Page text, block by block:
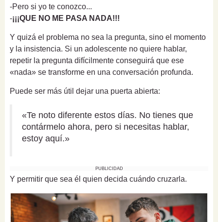
-Pero si yo te conozco...
-¡¡¡QUE NO ME PASA NADA!!!
Y quizá el problema no sea la pregunta, sino el momento
y la insistencia. Si un adolescente no quiere hablar,
repetir la pregunta difícilmente conseguirá que ese
«nada» se transforme en una conversación profunda.
Puede ser más útil dejar una puerta abierta:
«Te noto diferente estos días. No tienes que
contármelo ahora, pero si necesitas hablar,
estoy aquí.»
PUBLICIDAD
Y permitir que sea él quien decida cuándo cruzarla.